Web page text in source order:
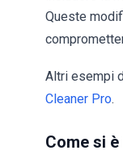
Queste
Altri esempi
Cleaner Pro.
Come si